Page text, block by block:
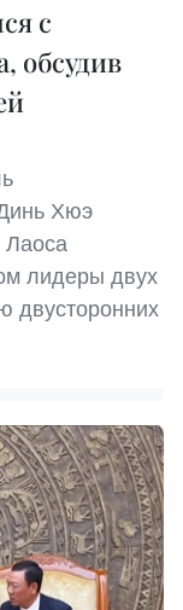
с
обсудив
Хюэ
Лаоса
лидеры двух
двусторонних